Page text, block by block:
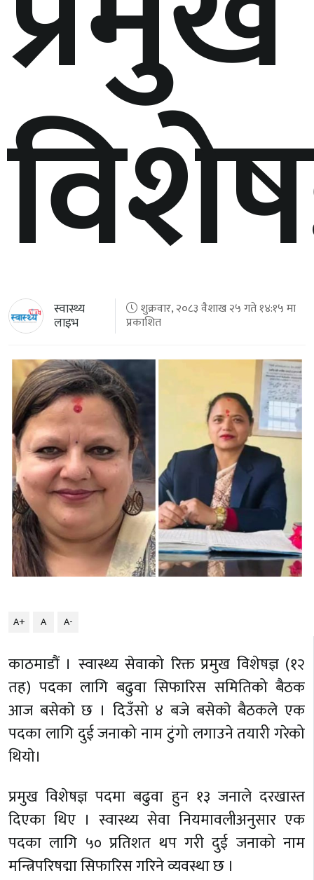
स्वास्थ्य
लाइभ
शुक्रवार, २०८३ वैशाख २५ गते १४:१५ मा
प्रकाशित
A+ A A-
काठमाडौं । स्वास्थ्य सेवाको रिक्त प्रमुख विशेषज्ञ (१२
तह) पदका लागि बढुवा सिफारिस समितिको बैठक
आज बसेकाे छ । दिउँसो ४ बजे बसेकाे बैठकले एक
पदका लागि दुई जनाको नाम टुंगो लगाउने तयारी गरेको
थियाे।
प्रमुख विशेषज्ञ पदमा बढुवा हुन १३ जनाले दरखास्त
दिएका थिए । स्वास्थ्य सेवा नियमावलीअनुसार एक
पदका लागि ५० प्रतिशत थप गरी दुई जनाको नाम
मन्त्रिपरिषद्मा सिफारिस गरिने व्यवस्था छ ।